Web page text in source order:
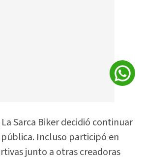
Sarca Biker decidió continuar
Incluso participó en
junto a otras creadoras